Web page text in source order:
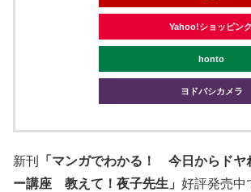
Yahoo!ショッピン
honto
ヨドバシカメラ
新刊
「マンガでわかる！ 今日からドヤ
ー講座 教えて！夜子先生」 好評発売中